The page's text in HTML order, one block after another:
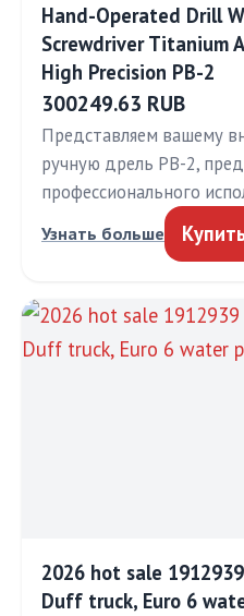
Hand-Operated Drill
Screwdriver Titanium
High Precision PB-2
300249.63 RUB
Представляем вашему
ручную дрель PB-2,
профессионального
Узнать больше
2026 hot sale
Duff truck, Euro 6